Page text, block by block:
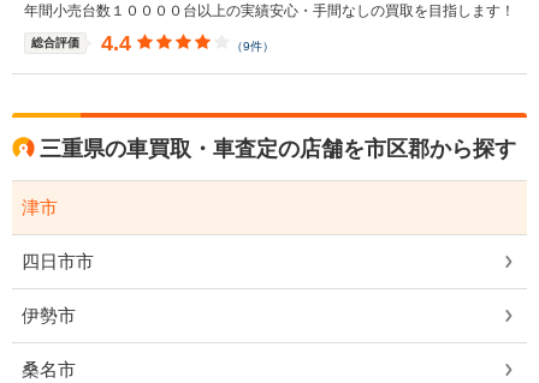
年間小売台数１００００台以上の実績安心・手間なしの買取を目指します！
総合評価 4.4 （9件）
三重県の車買取・車査定の店舗を市区郡から探す
津市
四日市市
伊勢市
桑名市